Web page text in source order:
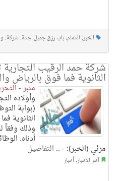
الخبر, الدمام, باب رزق جميل, جدة, شركة,
الثانوية فما فوق بالرياض
منبر -
وأولاده
الثانوية
وذلك وفقاً
مرئي (الخبر): - .. التفاصيل
آخر الأخبار, أخبار